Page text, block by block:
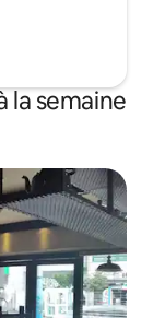
la semaine